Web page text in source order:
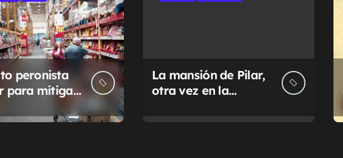
peronista
para mitigar
La mansión de Pilar,
otra vez en la